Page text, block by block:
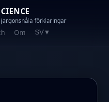
förklaringar
Om SV ▼